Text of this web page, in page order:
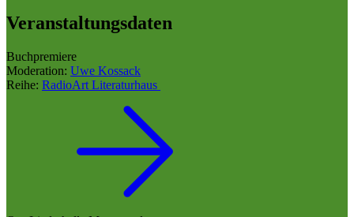
Veranstaltungsdaten
Buchpremiere
Moderation: Uwe Kossack
Reihe: RadioArt Literaturhaus